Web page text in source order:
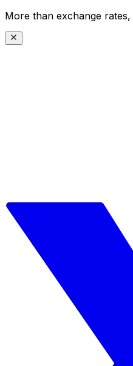
More than exchange rates,